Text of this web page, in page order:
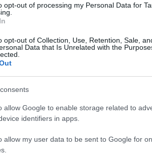
opt-out of processing my Personal Data for
opt-out of Collection, Use, Retention, Sale,
Data that Is Unrelated with the
allow Google to enable storage related to
identifiers in apps.
allow my user data to be sent to Google for
Szervezetek Önszabályózó
ADATKEZELÉSI TÁJÉKOZTATÓ
Az Északi Támpont Közhasznú
számú rendelete (GDPR) és az